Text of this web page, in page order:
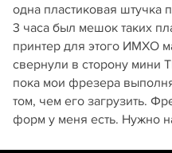
одна пластиковая штучка
3 часа был мешок таких
принтер для этого ИМХО
свернули в сторону мини
пока мои фрезера
том, чем его загрузить.
форм у меня есть. Нужно